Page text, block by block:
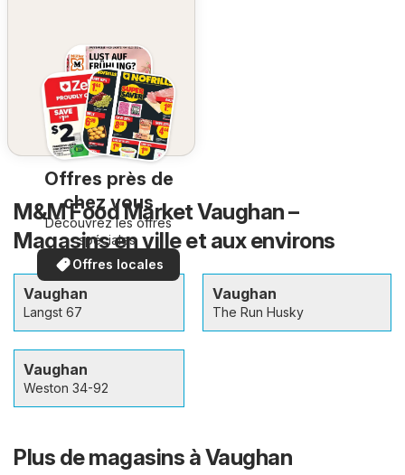
Offres près de
chez vous
Découvrez les offres
spéciales.
Offres locales
M&M Food Market Vaughan –
Magasins en ville et aux environs
Vaughan
Langst 67
Vaughan
The Run Husky
Vaughan
Weston 34-92
Plus de magasins à Vaughan